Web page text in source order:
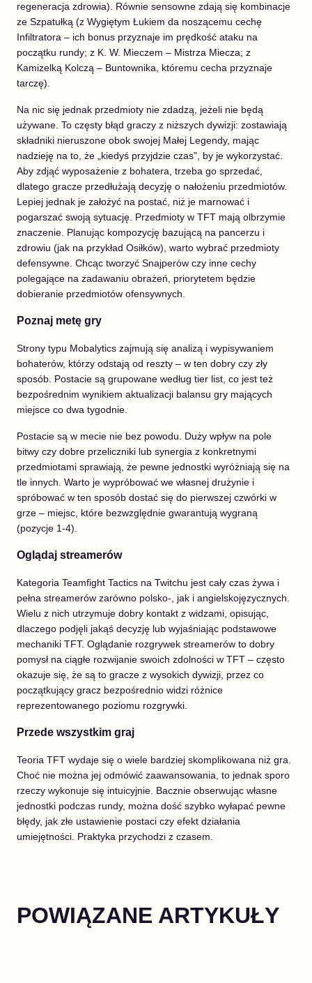
regeneracja zdrowia). Równie sensowne zdają się kombinacje
ze Szpatułką (z Wygiętym Łukiem da noszącemu cechę
Infiltratora – ich bonus przyznaje im prędkość ataku na
początku rundy; z K. W. Mieczem – Mistrza Miecza; z
Kamizelką Kolczą – Buntownika, któremu cecha przyznaje
tarczę).
Na nic się jednak przedmioty nie zdadzą, jeżeli nie będą
używane. To częsty błąd graczy z niższych dywizji: zostawiają
składniki nieruszone obok swojej Małej Legendy, mając
nadzieję na to, że „kiedyś przyjdzie czas”, by je wykorzystać.
Aby zdjąć wyposażenie z bohatera, trzeba go sprzedać,
dlatego gracze przedłużają decyzję o nałożeniu przedmiotów.
Lepiej jednak je założyć na postać, niż je marnować i
pogarszać swoją sytuację. Przedmioty w TFT mają olbrzymie
znaczenie. Planując kompozycję bazującą na pancerzu i
zdrowiu (jak na przykład Osiłków), warto wybrać przedmioty
defensywne. Chcąc tworzyć Snajperów czy inne cechy
polegające na zadawaniu obrażeń, priorytetem będzie
dobieranie przedmiotów ofensywnych.
Poznaj metę gry
Strony typu Mobalytics zajmują się analizą i wypisywaniem
bohaterów, którzy odstają od reszty – w ten dobry czy zły
sposób. Postacie są grupowane według tier list, co jest też
bezpośrednim wynikiem aktualizacji balansu gry mających
miejsce co dwa tygodnie.
Postacie są w mecie nie bez powodu. Duży wpływ na pole
bitwy czy dobre przeliczniki lub synergia z konkretnymi
przedmiotami sprawiają, że pewne jednostki wyróżniają się na
tle innych. Warto je wypróbować we własnej drużynie i
spróbować w ten sposób dostać się do pierwszej czwórki w
grze – miejsc, które bezwzględnie gwarantują wygraną
(pozycje 1-4).
Oglądaj streamerów
Kategoria Teamfight Tactics na Twitchu jest cały czas żywa i
pełna streamerów zarówno polsko-, jak i angielskojęzycznych.
Wielu z nich utrzymuje dobry kontakt z widzami, opisując,
dlaczego podjęli jakąś decyzję lub wyjaśniając podstawowe
mechaniki TFT. Oglądanie rozgrywek streamerów to dobry
pomysł na ciągłe rozwijanie swoich zdolności w TFT – często
okazuje się, że są to gracze z wysokich dywizji, przez co
początkujący gracz bezpośrednio widzi różnice
reprezentowanego poziomu rozgrywki.
Przede wszystkim graj
Teoria TFT wydaje się o wiele bardziej skomplikowana niż gra.
Choć nie można jej odmówić zaawansowania, to jednak sporo
rzeczy wykonuje się intuicyjnie. Bacznie obserwując własne
jednostki podczas rundy, można dość szybko wyłapać pewne
błędy, jak złe ustawienie postaci czy efekt działania
umiejętności. Praktyka przychodzi z czasem.
POWIĄZANE ARTYKUŁY